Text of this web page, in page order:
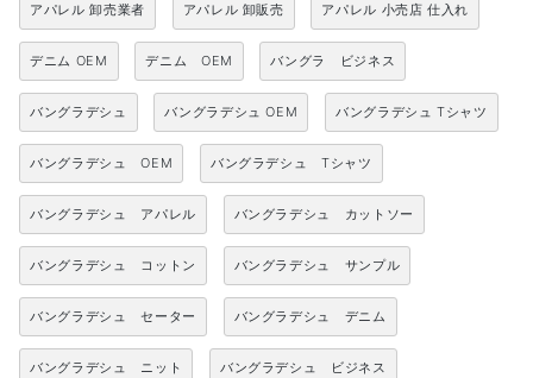
アパレル 卸売業者 アパレル 卸販売 アパレル 小売店 仕入れ
デニム OEM デニム OEM バングラ ビジネス
バングラデシュ バングラデシュ OEM バングラデシュ Tシャツ
バングラデシュ OEM バングラデシュ Tシャツ
バングラデシュ アパレル バングラデシュ カットソー
バングラデシュ コットン バングラデシュ サンプル
バングラデシュ セーター バングラデシュ デニム
バングラデシュ ニット バングラデシュ ビジネス